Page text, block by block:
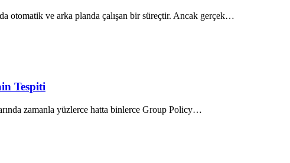
otomatik ve arka planda çalışan bir süreçtir. Ancak gerçek…
Tespiti
zamanla yüzlerce hatta binlerce Group Policy…